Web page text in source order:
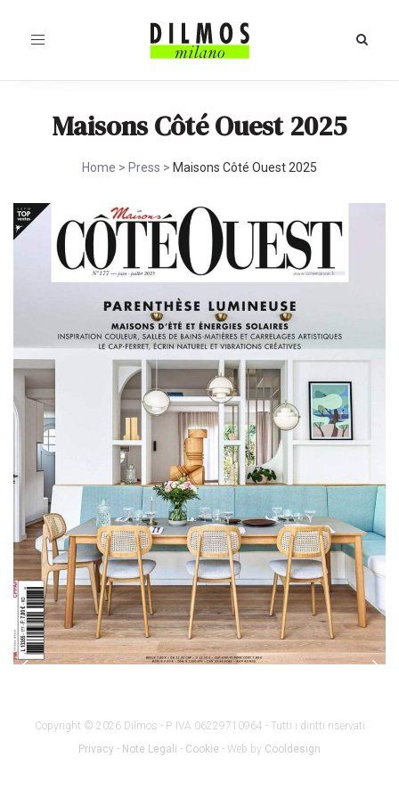
Toggle
Maisons Côté Ouest 2025
Home > Press > Maisons Côté Ouest 2025
Copyright © 2026 Dilmos - P. IVA 06229710964 - Tutti i diritti riservati
Privacy - Note Legali - Cookie - Web by Cooldesign